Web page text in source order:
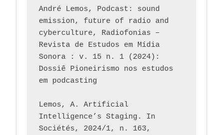
André Lemos, Podcast: sound
emission, future of radio and
cyberculture, Radiofonias –
Revista de Estudos em Mídia
Sonora : v. 15 n. 1 (2024):
Dossiê Pioneirismo nos estudos
em podcasting
Lemos, A. Artificial
Intelligence’s Staging. In
Sociétés, 2024/1, n. 163,